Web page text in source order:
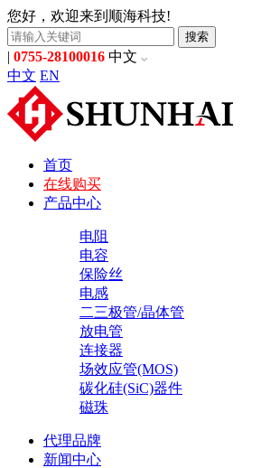
您好，欢迎来到顺海科技!
搜索
| 0755-28100016 中文
中文 EN
首页
在线购买
产品中心
电阻
电容
保险丝
电感
二三极管/晶体管
放电管
连接器
场效应管(MOS)
碳化硅(SiC)器件
磁珠
代理品牌
新闻中心